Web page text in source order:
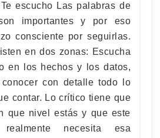
escucho Las palabras de
importantes y por eso
consciente por seguirlas.
en dos zonas: Escucha
en los hechos y los datos,
conocer con detalle todo lo
contar. Lo crítico tiene que
que nivel estás y que este
necesita esa